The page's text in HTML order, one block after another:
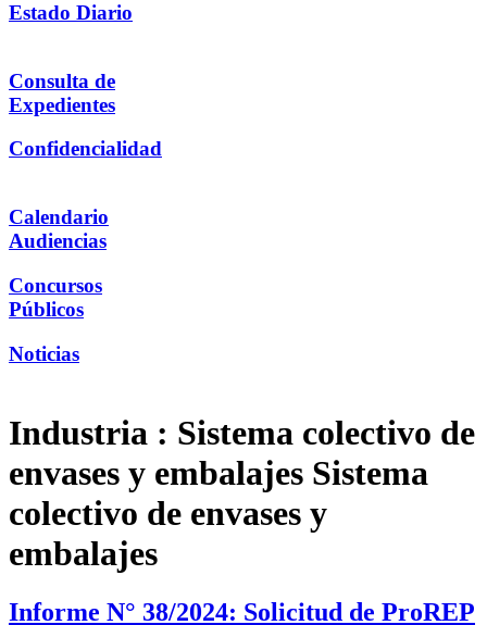
Estado Diario
Consulta de
Expedientes
Confidencialidad
Calendario
Audiencias
Concursos
Públicos
Noticias
Industria : Sistema colectivo de
envases y embalajes Sistema
colectivo de envases y
embalajes
Informe N° 38/2024: Solicitud de ProREP